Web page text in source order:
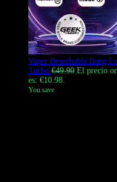
Vaper Desechable Bang
Turbo €49.90 El precio
es: €10.98.
You save